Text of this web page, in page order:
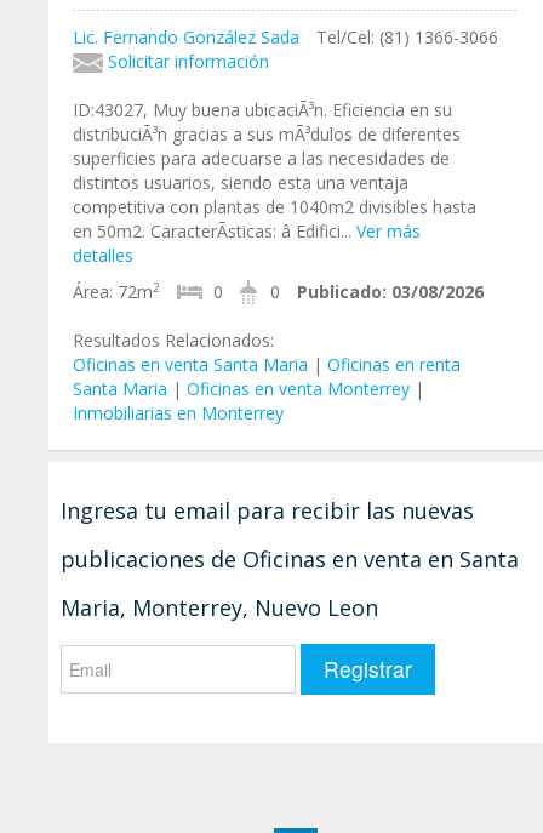
Lic. Fernando González Sada
Tel/Cel: (81) 1366-3066
Solicitar información
ID:43027, Muy buena ubicaciÃ³n. Eficiencia en su
distribuciÃ³n gracias a sus mÃ³dulos de diferentes
superficies para adecuarse a las necesidades de
distintos usuarios, siendo esta una ventaja
competitiva con plantas de 1040m2 divisibles hasta
en 50m2. CaracterÃ­sticas: â Edifici... Ver más
detalles
Área: 72m2 0 0 Publicado: 03/08/2026
Resultados Relacionados:
Oficinas en venta Santa Maria | Oficinas en renta
Santa Maria | Oficinas en venta Monterrey |
Inmobiliarias en Monterrey
Ingresa tu email para recibir las nuevas
publicaciones de Oficinas en venta en Santa
Maria, Monterrey, Nuevo Leon